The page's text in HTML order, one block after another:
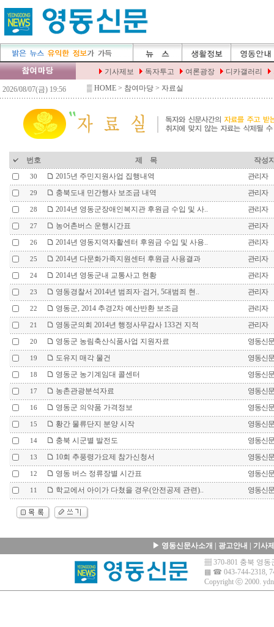
▒ HOME > 참여마당 > 자료실
번호 제 목 작성
30 2015년 주민지원사업 집행내역 관리자
29 충북도내 민간행사 보조금 내역 관리자
28 2014년 영동군장애인복지관 후원금 수입 및 사.. 관리자
27 농어촌버스 운행시간표 관리자
26 2014년 영동지역자활센터 후원금 수입 및 사용.. 관리자
25 2014년 다문화가족지원센터 후원금 사용결과 관리자
24 2014년 영동군내 교통사고 현황 관리자
23 영동경찰서 2014년 범죄자·검거, 5대범죄 현.. 관리자
22 영동군, 2014 추경2차 예산반환 보조금 관리자
21 영동군의회 2014년 행정사무감사 133건 지적 관리자
20 영동군 농림축산식품사업 지원자료 영동신문
19 도유지 매각 물건 영동신문
18 영동군 농기계임대 콜센터 영동신문
17 농촌관광분석자료 영동신문
16 영동군 의약품 가격정보 영동신문
15 황간 물류단지 분양 시작 영동신문
14 충북 시군별 발전도 영동신문
13 10회 추풍령가요제 참가신청서 영동신문
12 영동 버스 정류장별 시간표 영동신문
11 학교에서 아이가 다쳤을 경우(안전공제 관련).. 영동신문
▶ 영동신문사소개 광고안내
기사
▦ 370-801 충북 영
▩ ☎ 043-744-2318,
Copyright ⓒ 2000.